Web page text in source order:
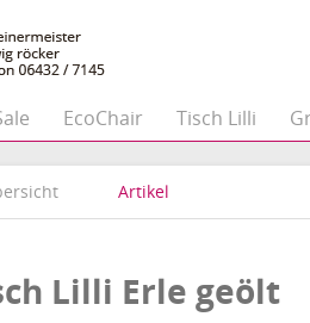
EcoChair Tisch Lilli
Artikel
Lilli Erle geölt